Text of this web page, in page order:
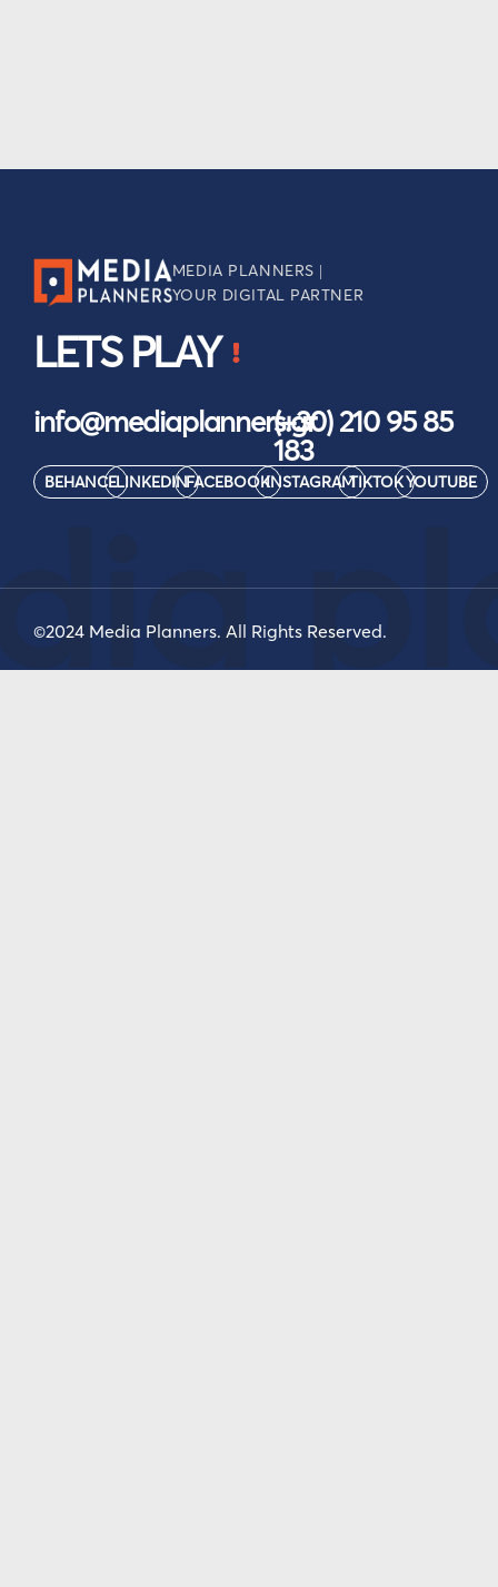
MEDIA PLANNERS |
YOUR DIGITAL PARTNER
LETS PLAY
info@mediaplanners.gr(+30) 210 95 85
183
BEHANCELINKEDINFACEBOOKINSTAGRAMTIKTOKYOUTUBE
©2024 Media Planners. All Rights Reserved.